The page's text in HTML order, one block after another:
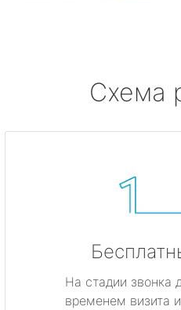
Схема
На стадии звонка
временем визита